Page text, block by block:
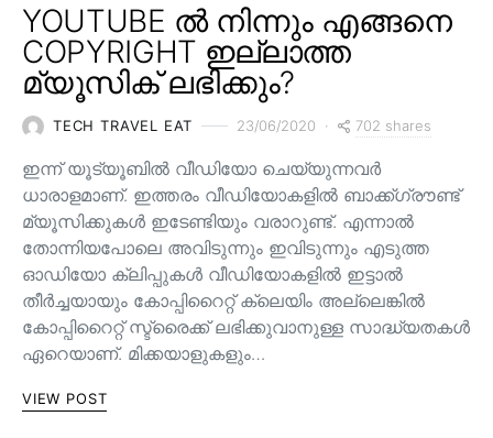
YOUTUBE ൽ നിന്നും എങ്ങനെ
COPYRIGHT ഇല്ലാത്ത
മ്യൂസിക് ലഭിക്കും?
TECH TRAVEL EAT 23/06/2020 702 shares
ഇന്ന് യൂട്യൂബിൽ വീഡിയോ ചെയ്യുന്നവർ
ധാരാളമാണ്. ഇത്തരം വീഡിയോകളിൽ ബാക്ക്ഗ്രൗണ്ട്
മ്യൂസിക്കുകൾ ഇടേണ്ടിയും വരാറുണ്ട്. എന്നാൽ
തോന്നിയപോലെ അവിടുന്നും ഇവിടുന്നും എടുത്ത
ഓഡിയോ ക്ലിപ്പുകൾ വീഡിയോകളിൽ ഇട്ടാൽ
തീർച്ചയായും കോപ്പിറൈറ്റ് ക്ലെയിം അല്ലെങ്കിൽ
കോപ്പിറൈറ്റ് സ്ട്രൈക്ക് ലഭിക്കുവാനുള്ള സാദ്ധ്യതകൾ
ഏറെയാണ്. മിക്കയാളുകളും…
VIEW POST